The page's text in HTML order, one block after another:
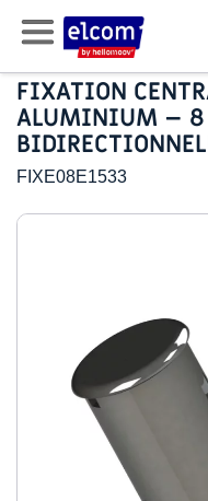
FIXATION
ALUMINIUM –
FIXE08E1533